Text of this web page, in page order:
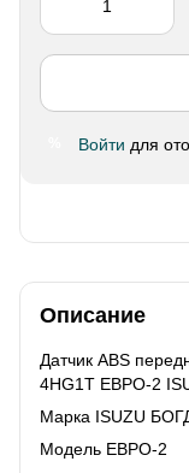
Войти для
Описание
Датчик АВS
4HG1T ЕВРО-2
Марка ISUZU
Модель ЕВРО-2